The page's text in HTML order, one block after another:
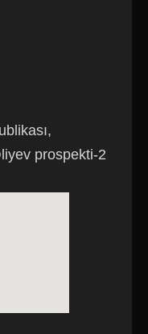
prospekti-2